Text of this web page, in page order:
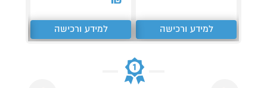
למידע ורכישה למידע ורכישה